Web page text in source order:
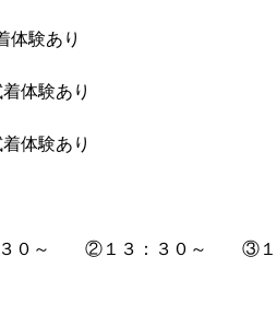
体験あり
体験あり
体験あり
３０～ ②１３：３０～ ③１